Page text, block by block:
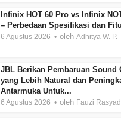
Infinix HOT 60 Pro vs Infinix
– Perbedaan Spesifikasi dan
6 Agustus 2026 olehAdhitya W. P.
JBL Berikan Pembaruan Sound
yang Lebih Natural dan
Antarmuka Untuk...
6 Agustus 2026 oleh Fauzi Rasyad